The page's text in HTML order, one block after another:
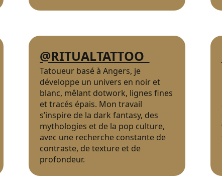
@RITUALTATTOO_
Tatoueur basé à Angers, je
développe un univers en noir et
blanc, mêlant dotwork, lignes fines
et tracés épais. Mon travail
s’inspire de la dark fantasy, des
mythologies et de la pop culture,
avec une recherche constante de
contraste, de texture et de
profondeur.